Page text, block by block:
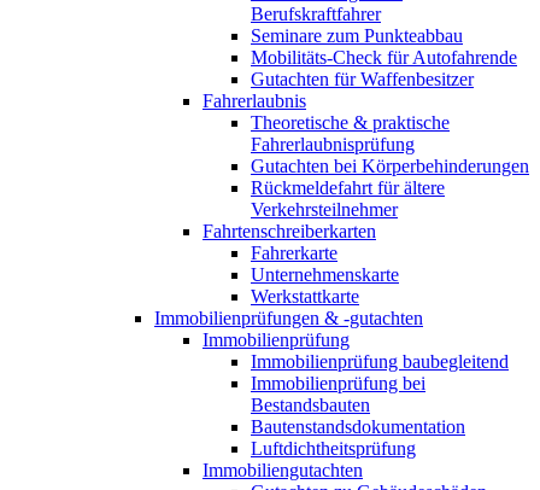
Berufskraftfahrer
Seminare zum Punkteabbau
Mobilitäts-Check für Autofahrende
Gutachten für Waffenbesitzer
Fahrerlaubnis
Theoretische & praktische
Fahrerlaubnisprüfung
Gutachten bei Körperbehinderungen
Rückmeldefahrt für ältere
Verkehrsteilnehmer
Fahrtenschreiberkarten
Fahrerkarte
Unternehmenskarte
Werkstattkarte
Immobilienprüfungen & -gutachten
Immobilienprüfung
Immobilienprüfung baubegleitend
Immobilienprüfung bei
Bestandsbauten
Bautenstandsdokumentation
Luftdichtheitsprüfung
Immobiliengutachten